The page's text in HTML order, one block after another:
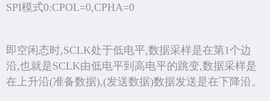
SPI模式0:CPOL=0,CPHA=0
即空闲态时,SCLK处于低电平,数据采样是在第1个边
沿,也就是SCLK由低电平到高电平的跳变,数据采样是
在上升沿(准备数据),(发送数据)数据发送是在下降沿。